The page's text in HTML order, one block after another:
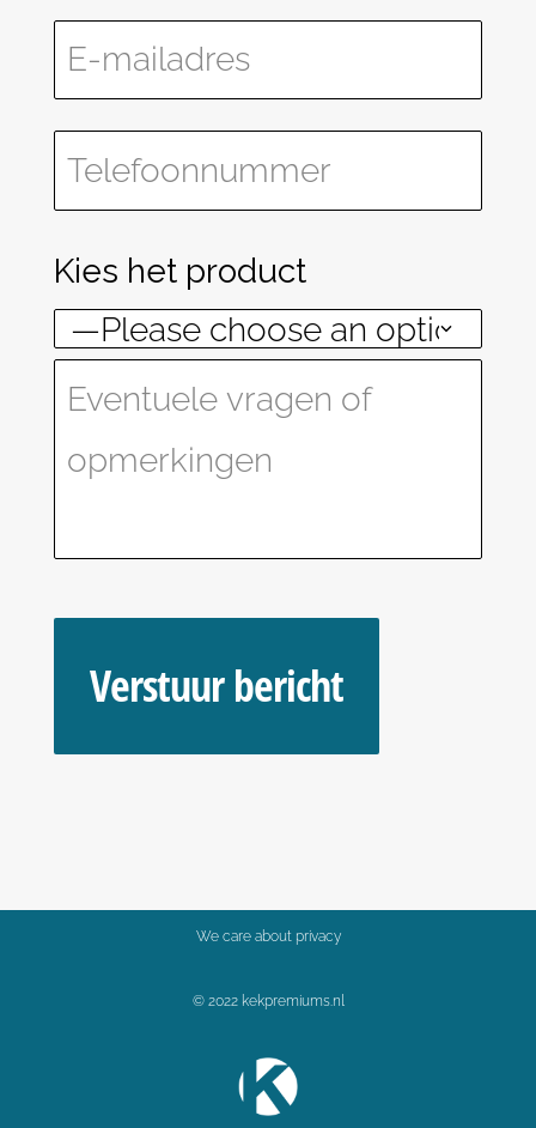
Kies het product
We care about privacy
© 2022 kekpremiums.nl